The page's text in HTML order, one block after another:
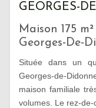
GEORGES-
Maison 175
Georges-De-
Située dans un
Georges-de-
maison familiale
volumes. Le rez-de-